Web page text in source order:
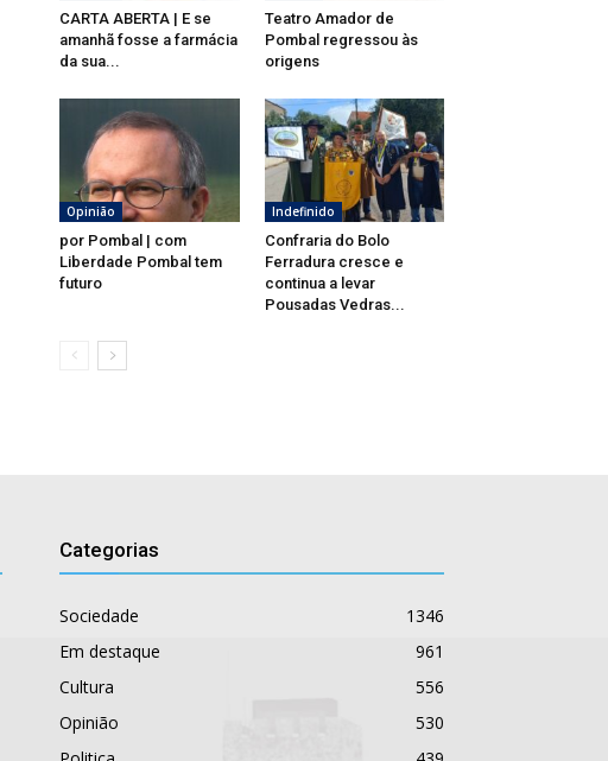
CARTA ABERTA | E se
amanhã fosse a farmácia
da sua...
Teatro Amador de
Pombal regressou às
origens
Opinião
por Pombal | com
Liberdade Pombal tem
futuro
Indefinido
Confraria do Bolo
Ferradura cresce e
continua a levar
Pousadas Vedras...
Categorias
Sociedade
1346
Em destaque
961
Cultura
556
Opinião
530